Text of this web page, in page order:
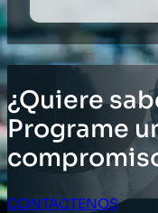
¿Quiere
Programe
CONTÁCTENOS